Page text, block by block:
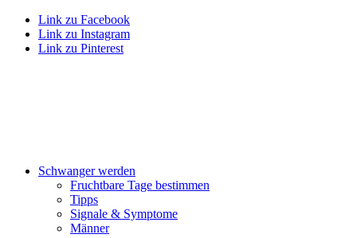
Link zu Facebook
Link zu Instagram
Link zu Pinterest
Schwan­ger wer­den
Frucht­ba­re Tage bestim­men
Tipps
Signa­le & Sym­pto­me
Män­ner